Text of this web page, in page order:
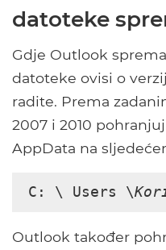
datoteke
Gdje Outlook
datoteke ovisi o
radite. Prema
2007 i 2010
AppData na
C: \ Users \
Outlook također